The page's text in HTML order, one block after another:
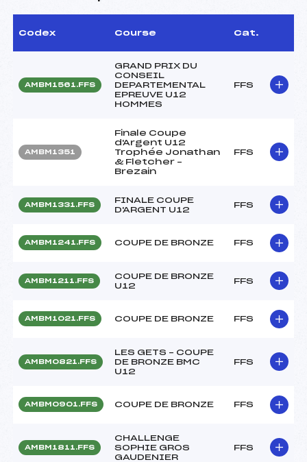
Codex Course Cat.
AMBM1561.FFS
GRAND PRIX DU
CONSEIL
DEPARTEMENTAL
EPREUVE U12
HOMMES
FFS
AMBM1351
Finale Coupe
d'Argent U12
Trophée Jonathan
& Fletcher –
Brezain
FFS
AMBM1331.FFS
FINALE COUPE
D'ARGENT U12
FFS
AMBM1241.FFS COUPE DE BRONZE FFS
AMBM1211.FFS
COUPE DE BRONZE
U12
FFS
AMBM1021.FFS COUPE DE BRONZE FFS
AMBM0821.FFS
LES GETS – COUPE
DE BRONZE BMC
U12
FFS
AMBM0901.FFS COUPE DE BRONZE FFS
AMBM1811.FFS
CHALLENGE
SOPHIE GROS
GAUDENIER
FFS